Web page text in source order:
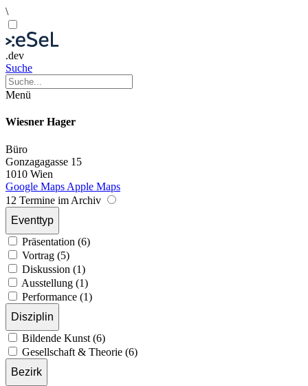
\
.dev
Suche
Menü
Wiesner Hager
Büro
Gonzagagasse 15
1010 Wien
Google Maps Apple Maps
12 Termine im Archiv
Eventtyp
Präsentation (6)
Vortrag (5)
Diskussion (1)
Ausstellung (1)
Performance (1)
Disziplin
Bildende Kunst (6)
Gesellschaft & Theorie (6)
Bezirk